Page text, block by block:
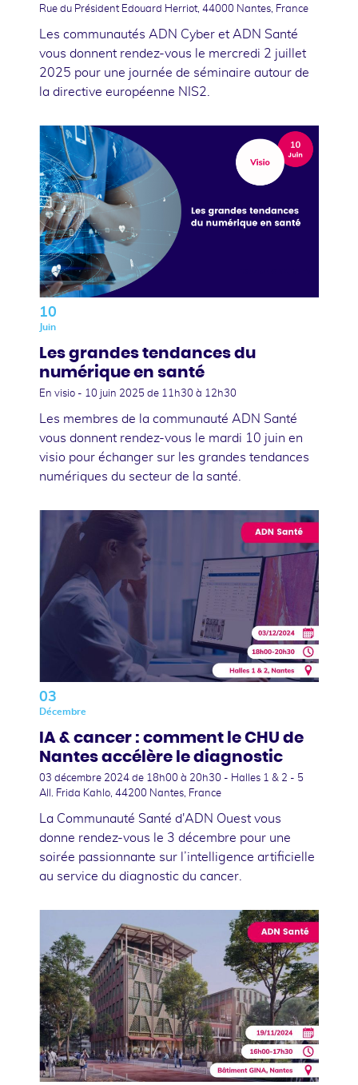
Rue du Président Edouard Herriot, 44000 Nantes, France
Les communautés ADN Cyber et ADN Santé
vous donnent rendez-vous le mercredi 2 juillet
2025 pour une journée de séminaire autour de
la directive européenne NIS2.
10
Juin
Les grandes tendances du
numérique en santé
En visio - 10 juin 2025 de 11h30 à 12h30
Les membres de la communauté ADN Santé
vous donnent rendez-vous le mardi 10 juin en
visio pour échanger sur les grandes tendances
numériques du secteur de la santé.
03
Décembre
IA & cancer : comment le CHU de
Nantes accélère le diagnostic
03 décembre 2024 de 18h00 à 20h30 - Halles 1 & 2 - 5
All. Frida Kahlo, 44200 Nantes, France
La Communauté Santé d'ADN Ouest vous
donne rendez-vous le 3 décembre pour une
soirée passionnante sur l’intelligence artificielle
au service du diagnostic du cancer.